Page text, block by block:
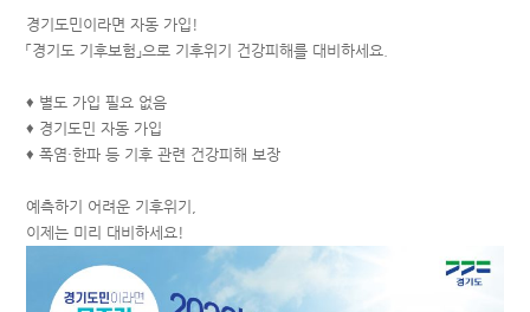
경기도민이라면 자동 가입!
「경기도 기후보험」으로 기후위기 건강피해를 대비하세요.
♦ 별도 가입 필요 없음
♦ 경기도민 자동 가입
♦ 폭염·한파 등 기후 관련 건강피해 보장
예측하기 어려운 기후위기,
이제는 미리 대비하세요!